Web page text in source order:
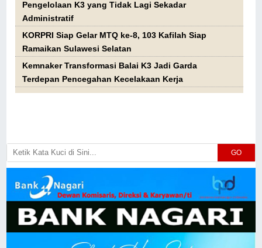
Pengelolaan K3 yang Tidak Lagi Sekadar
Administratif
KORPRI Siap Gelar MTQ ke-8, 103 Kafilah Siap
Ramaikan Sulawesi Selatan
Kemnaker Transformasi Balai K3 Jadi Garda
Terdepan Pencegahan Kecelakaan Kerja
GO